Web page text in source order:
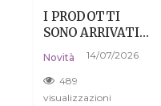
I PRODOTTI
SONO ARRIVATI
CALDI? NIENTE
PAURA, È DEL
TUTTO
NORMALE.
Novità 14/07/2026
489
visualizzazioni